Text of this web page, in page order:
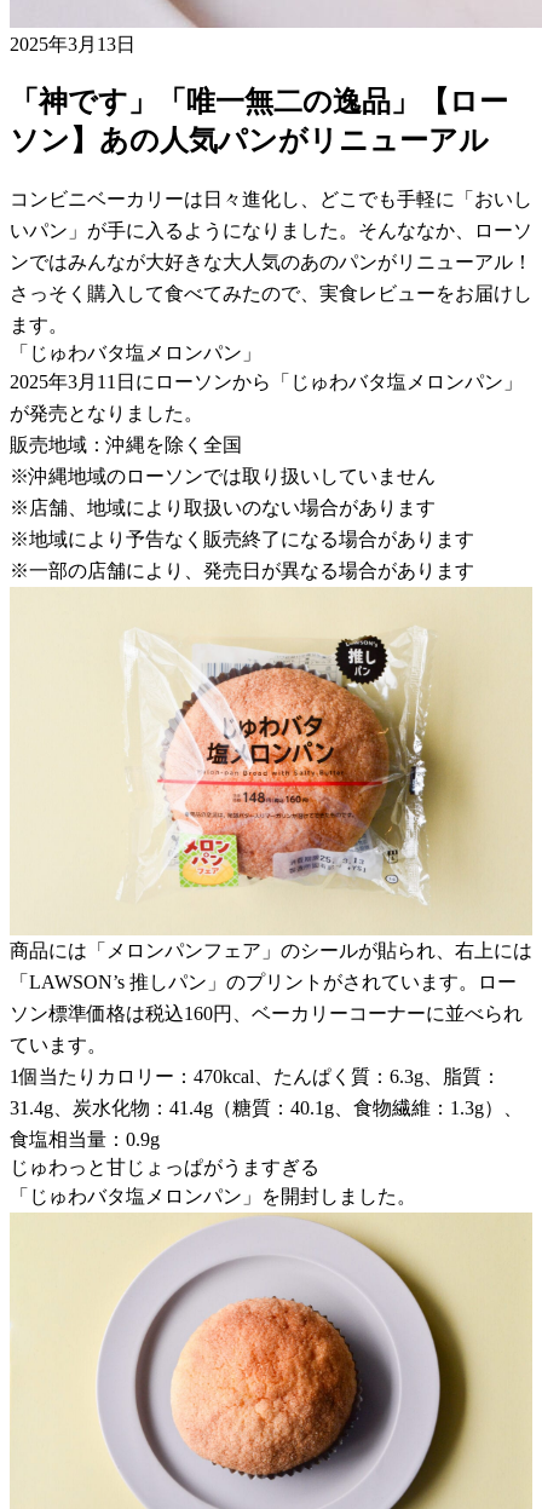
2025年3月13日
「神です」「唯一無二の逸品」【ロー
ソン】あの人気パンがリニューアル
コンビニベーカリーは日々進化し、どこでも手軽に「おいし
いパン」が手に入るようになりました。そんななか、ローソ
ンではみんなが大好きな大人気のあのパンがリニューアル！
さっそく購入して食べてみたので、実食レビューをお届けし
ます。
「じゅわバタ塩メロンパン」
2025年3月11日にローソンから「じゅわバタ塩メロンパン」
が発売となりました。
販売地域：沖縄を除く全国
※沖縄地域のローソンでは取り扱いしていません
※店舗、地域により取扱いのない場合があります
※地域により予告なく販売終了になる場合があります
※一部の店舗により、発売日が異なる場合があります
商品には「メロンパンフェア」のシールが貼られ、右上には
「LAWSON’s 推しパン」のプリントがされています。ロー
ソン標準価格は税込160円、ベーカリーコーナーに並べられ
ています。
1個当たりカロリー：470kcal、たんぱく質：6.3g、脂質：
31.4g、炭水化物：41.4g（糖質：40.1g、食物繊維：1.3g）、
食塩相当量：0.9g
じゅわっと甘じょっぱがうますぎる
「じゅわバタ塩メロンパン」を開封しました。